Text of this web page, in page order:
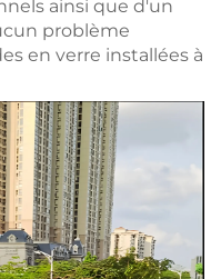
ainsi que d'un
problème
en verre installées à